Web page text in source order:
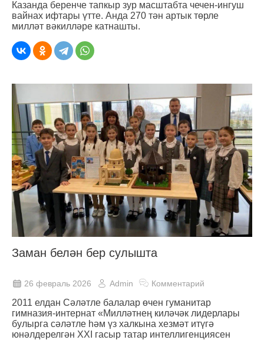
Казанда беренче тапкыр зур масштабта чечен-ингуш
вайнах ифтары үтте. Анда 270 тән артык төрле
милләт вәкилләре катнашты.
Заман белән бер сулышта
26 февраль 2026 Admin Комментарий
2011 елдан Сәләтле балалар өчен гуманитар
гимназия-интернат «Милләтнең киләчәк лидерлары
булырга сәләтле һәм үз халкына хезмәт итүгә
юнәлдерелгән XXI гасыр татар интеллигенциясен